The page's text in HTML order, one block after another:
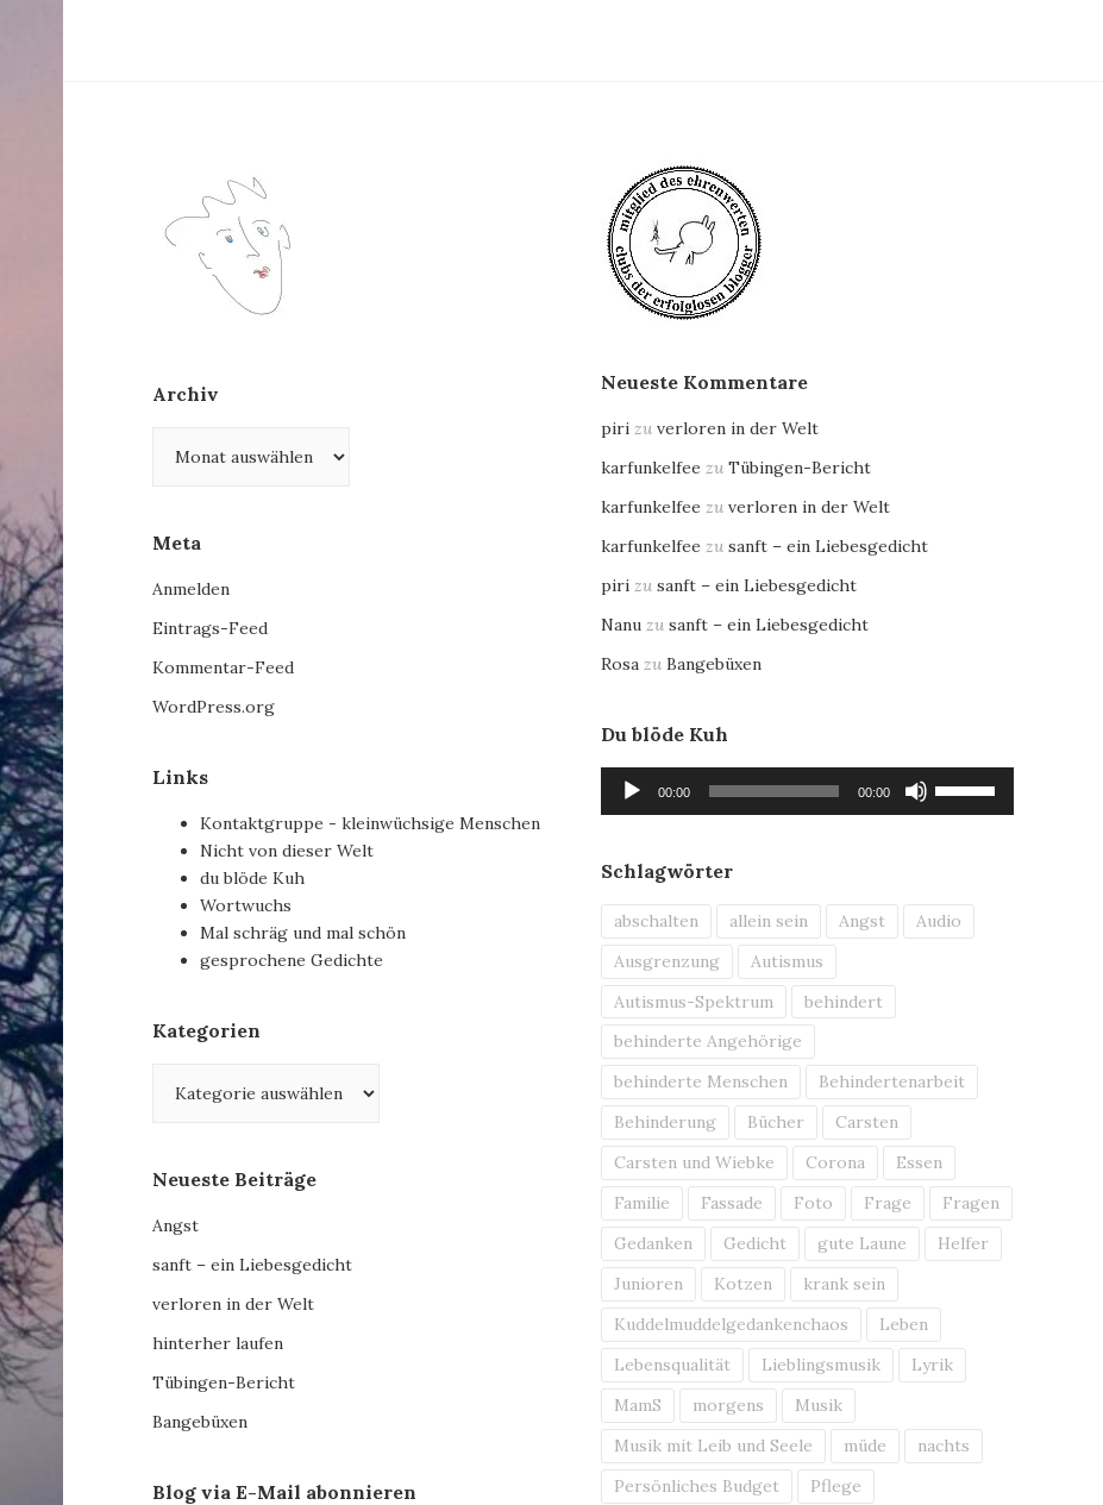
Archiv
Meta
Anmelden
Eintrags-Feed
Kommentar-Feed
WordPress.org
Links
Kontaktgruppe - kleinwüchsige Menschen
Nicht von dieser Welt
du blöde Kuh
Wortwuchs
Mal schräg und mal schön
gesprochene Gedichte
Kategorien
Neueste Beiträge
Angst
sanft – ein Liebesgedicht
verloren in der Welt
hinterher laufen
Tübingen-Bericht
Bangebüxen
Blog via E-Mail abonnieren
Neueste Kommentare
piri zuverloren in der Welt
karfunkelfee zuTübingen-Bericht
karfunkelfee zuverloren in der Welt
karfunkelfee zusanft – ein Liebesgedicht
piri zusanft – ein Liebesgedicht
Nanu zusanft – ein Liebesgedicht
Rosa zuBangebüxen
Du blöde Kuh
Audio-
Player
00:00 00:00
Lautstärke
zu
Schlagwörter
abschalten allein sein Angst
Audio
Ausgrenzung
Autismus
Autismus-Spektrum
behindert
behinderte Angehörige
behinderte Menschen
Behindertenarbeit
Behinderung
Bücher
Carsten
Carsten und Wiebke
Corona
Essen
Familie
Fassade Foto Frage
Fragen
Gedanken
Gedicht gute Laune
Helfer
Junioren
Kotzen
krank sein
Kuddelmuddelgedankenchaos
Leben
Lebensqualität
Lieblingsmusik
Lyrik
MamS
morgens
Musik
Musik mit Leib und Seele
müde
nachts
Persönliches Budget
Pflege